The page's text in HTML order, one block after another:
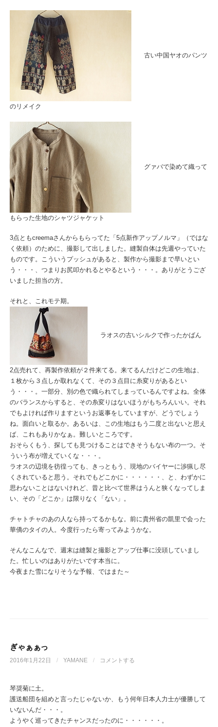
古い中国ヤオのパンツ
のリメイク
グァバで染めて織って
もらった生地のシャツジャケット
3点ともcreemaさんからもらってた「5点新作アップノルマ」（ではな
く依頼）のために、撮影して出しました。縫製自体は先週やっていた
ものです。こういうプッシュがあると、製作から撮影まで早いとい
う・・・、つまりお尻叩かれるとやるという・・・。ありがとうござ
いました担当の方。
それと、これモテ期。
ラオスの古いシルクで作ったかばん
2点売れて、再製作依頼が２件来てる。来てるんだけどこの生地は、
１枚から３点しか取れなくて、その３点目に糸変りがあるとい
う・・・。一部分、別の色で織られてしまっているんですよね。全体
のバランスからすると、その糸変りはないほうがもちろんいい。それ
でもよければ作りますというお返事をしていますが、どうでしょう
ね。面白いと取るか。あるいは、この生地はもう二度と出ないと思え
ば、これもありかなぁ。難しいところです。
おそらくもう、探しても見つけることはできそうもない布の一つ。そ
ういう布が増えていくな・・・。
ラオスの辺境を彷徨っても、きっともう、現地のバイヤーに渉猟し尽
くされていると思う。それでもどこかに・・・・・・、と、わずかに
思わないことはないけれど、昔と比べて世界はうんと狭くなってしま
い、その「どこか」は限りなく「ない」。
チャトチャのあの人なら持ってるかもな。前に貴州省の凱里で会った
華僑のタイの人。今度行ったら寄ってみようかな。
そんなこんなで、週末は縫製と撮影とアップ仕事に没頭していまし
た。忙しいのはありがたいです本当に。
今夜また雪になりそうな予報、ではまた～
ぎゃぁぁっ
2016年1月22日 / YAMANE / コメントする
琴奨菊に土。
護送船団を組めと言ったじゃないか、もう何年日本人力士が優勝して
いないんだ・・・。
ようやく巡ってきたチャンスだったのに・・・・・・。